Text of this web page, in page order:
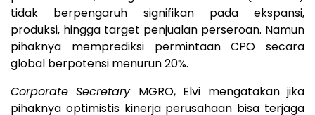
tidak berpengaruh signifikan pada ekspansi,
produksi, hingga target penjualan perseroan. Namun
pihaknya memprediksi permintaan CPO secara
global berpotensi menurun 20%.
Corporate Secretary MGRO, Elvi mengatakan jika
pihaknya optimistis kinerja perusahaan bisa terjaga